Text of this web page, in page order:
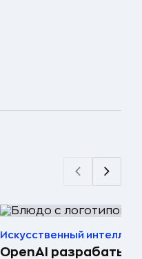
Искусственный
OpenAI